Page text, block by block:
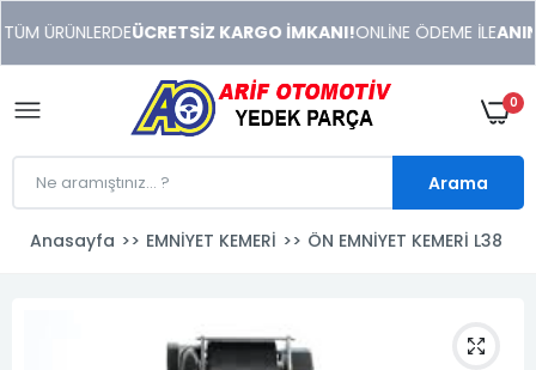
xonusu
veren
sitolar
ÜRÜNLERDEÜCRETSİZ KARGO İMKANI!ONLİNE ÖDEME İLE
0
Arama
Anasayfa EMNİYET KEMERİ ÖN EMNİYET KEMERİ L38